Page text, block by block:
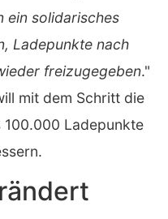
ein solidarisches
Ladepunkte nach
freizugegeben."
mit dem Schritt die
Ladepunkte